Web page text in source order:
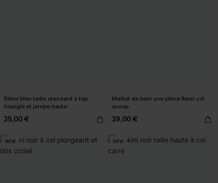
Bikini bleu taille standard à top
triangle et jambe haute
35,00 €
Maillot de bain une pièce fleuri col
scoop
39,00 €
NEW NEW